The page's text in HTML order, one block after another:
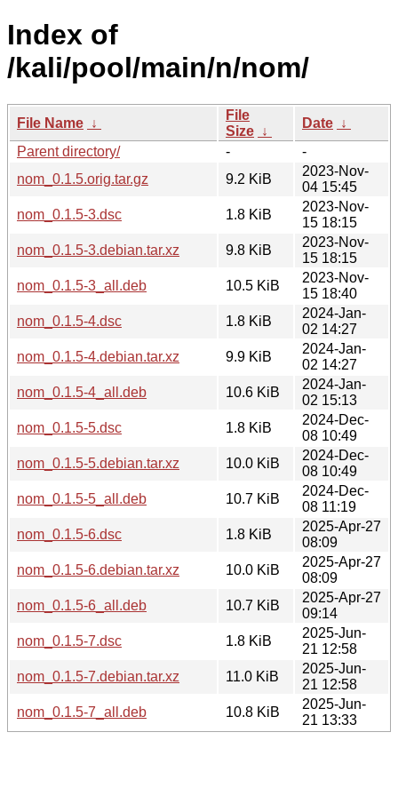
Index of
/kali/pool/main/n/nom/
File Name ↓
File
Size ↓
Date ↓
Parent directory/
-
-
nom_0.1.5.orig.tar.gz
9.2 KiB
2023-Nov-
04 15:45
nom_0.1.5-3.dsc
1.8 KiB
2023-Nov-
15 18:15
nom_0.1.5-3.debian.tar.xz
9.8 KiB
2023-Nov-
15 18:15
nom_0.1.5-3_all.deb
10.5 KiB
2023-Nov-
15 18:40
nom_0.1.5-4.dsc
1.8 KiB
2024-Jan-
02 14:27
nom_0.1.5-4.debian.tar.xz
9.9 KiB
2024-Jan-
02 14:27
nom_0.1.5-4_all.deb
10.6 KiB
2024-Jan-
02 15:13
nom_0.1.5-5.dsc
1.8 KiB
2024-Dec-
08 10:49
nom_0.1.5-5.debian.tar.xz
10.0 KiB
2024-Dec-
08 10:49
nom_0.1.5-5_all.deb
10.7 KiB
2024-Dec-
08 11:19
nom_0.1.5-6.dsc
1.8 KiB
2025-Apr-27
08:09
nom_0.1.5-6.debian.tar.xz
10.0 KiB
2025-Apr-27
08:09
nom_0.1.5-6_all.deb
10.7 KiB
2025-Apr-27
09:14
nom_0.1.5-7.dsc
1.8 KiB
2025-Jun-
21 12:58
nom_0.1.5-7.debian.tar.xz
11.0 KiB
2025-Jun-
21 12:58
nom_0.1.5-7_all.deb
10.8 KiB
2025-Jun-
21 13:33